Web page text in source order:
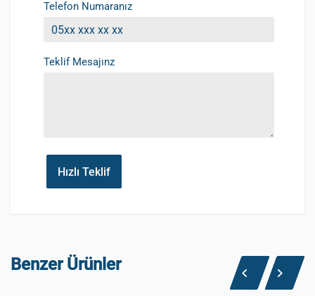
Telefon Numaranız
Teklif Mesajınz
Hızlı Teklif
Benzer Ürünler